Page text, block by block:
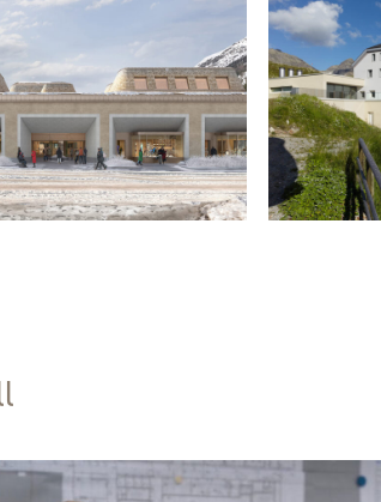
Nachhaltigkeit
Terminplanung